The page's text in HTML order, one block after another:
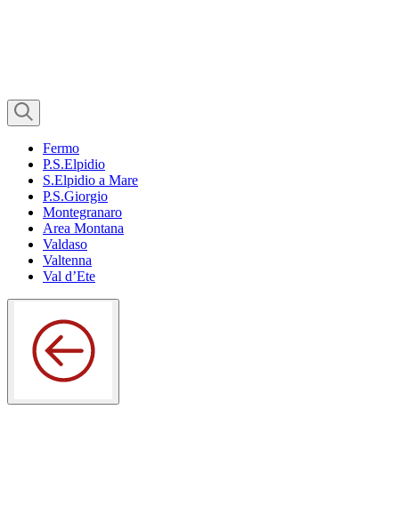
Fermo
P.S.Elpidio
S.Elpidio a Mare
P.S.Giorgio
Montegranaro
Area Montana
Valdaso
Valtenna
Val d’Ete